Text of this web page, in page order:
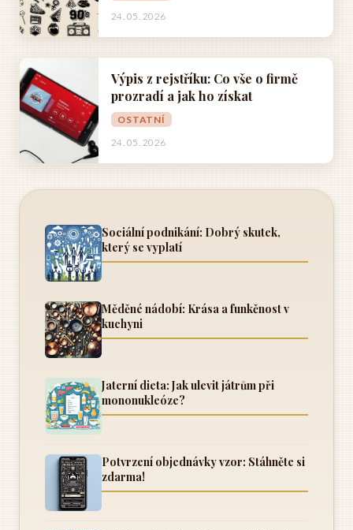
24. 05. 2026
Výpis z rejstříku: Co vše o firmě
prozradí a jak ho získat
OSTATNÍ
24. 05. 2026
Sociální podnikání: Dobrý skutek,
který se vyplatí
Měděné nádobí: Krása a funkčnost v
kuchyni
Jaterní dieta: Jak ulevit játrům při
mononukleóze?
Potvrzení objednávky vzor: Stáhněte si
zdarma!